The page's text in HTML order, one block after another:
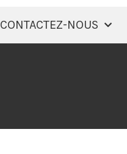
CONTACTEZ-NOUS